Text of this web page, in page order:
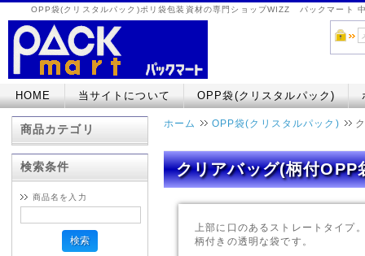
OPP袋(クリスタルパック)ポリ袋包装資材の専門ショップWIZZ パックマート
HOME 当サイトについて OPP袋(クリスタルパック)
商品カテゴリ
検索条件
商品名を入力
検索
ホーム OPP袋(クリスタルパック)
クリアバッグ(柄付OPP
上部に口のあるストレートタイプ
柄付きの透明な袋です。